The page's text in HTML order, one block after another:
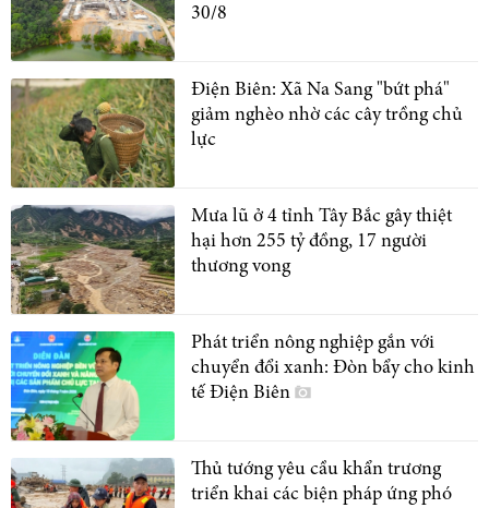
30/8
Điện Biên: Xã Na Sang "bứt phá"
giảm nghèo nhờ các cây trồng chủ
lực
Mưa lũ ở 4 tỉnh Tây Bắc gây thiệt
hại hơn 255 tỷ đồng, 17 người
thương vong
Phát triển nông nghiệp gắn với
chuyển đổi xanh: Đòn bẩy cho kinh
tế Điện Biên
Thủ tướng yêu cầu khẩn trương
triển khai các biện pháp ứng phó